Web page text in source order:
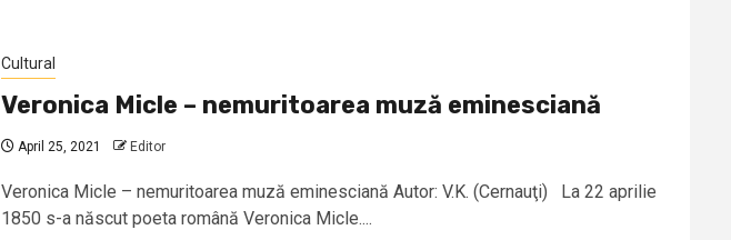
Cultural
Veronica Micle – nemuritoarea muză eminesciană
April 25, 2021 Editor
Veronica Micle – nemuritoarea muză eminesciană Autor: V.K. (Cernauţi) La 22 aprilie
1850 s-a născut poeta română Veronica Micle....